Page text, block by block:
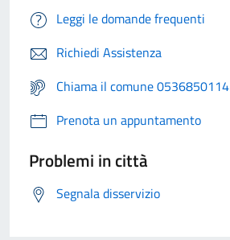
Leggi le domande frequenti
Richiedi Assistenza
Chiama il comune 0536850114
Prenota un appuntamento
Problemi in città
Segnala disservizio